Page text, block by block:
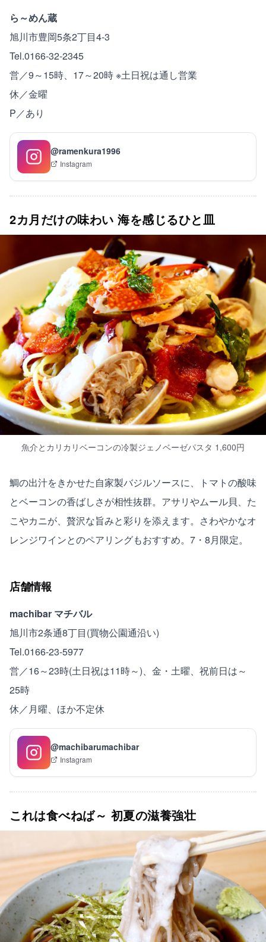
ら～めん蔵
旭川市豊岡5条2丁目4-3
Tel.0166-32-2345
営／9～15時、17～20時 ※土日祝は通し営業
休／金曜
P／あり
@ramenkura1996
Instagram
2カ月だけの味わい 海を感じるひと皿
魚介とカリカリベーコンの冷製ジェノベーゼパスタ 1,600円
鯛の出汁をきかせた自家製バジルソースに、トマトの酸味
とベーコンの香ばしさが相性抜群。アサリやムール貝、た
こやカニが、贅沢な旨みと彩りを添えます。さわやかなオ
レンジワインとのペアリングもおすすめ。7・8月限定。
店舗情報
machibar マチバル
旭川市2条通8丁目(買物公園通沿い)
Tel.0166-23-5977
営／16～23時(土日祝は11時～)、金・土曜、祝前日は～
25時
休／月曜、ほか不定休
@machibarumachibar
Instagram
これは食べねば～ 初夏の滋養強壮